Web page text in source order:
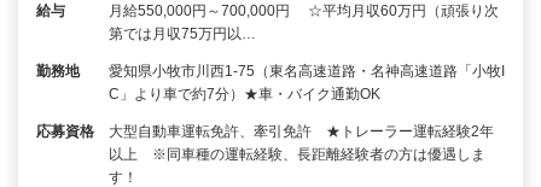
給与
月給550,000円～700,000円 ☆平均月収60万円（頑張り次
第では月収75万円以…
勤務地
愛知県小牧市川西1-75（東名高速道路・名神高速道路「小牧I
C」より車で約7分）★車・バイク通勤OK
応募資格
大型自動車運転免許、牽引免許 ★トレーラー運転経験2年
以上 ※同車種の運転経験、長距離経験者の方は優遇しま
す！